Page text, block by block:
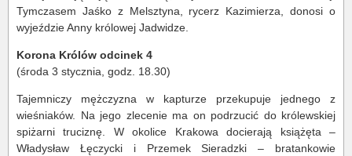
Tymczasem Jaśko z Melsztyna, rycerz Kazimierza, donosi o
wyjeździe Anny królowej Jadwidze.
Korona Królów odcinek 4
(środa 3 stycznia, godz. 18.30)
Tajemniczy mężczyzna w kapturze przekupuje jednego z
wieśniaków. Na jego zlecenie ma on podrzucić do królewskiej
spiżarni truciznę. W okolice Krakowa docierają książęta –
Władysław Łęczycki i Przemek Sieradzki – bratankowie